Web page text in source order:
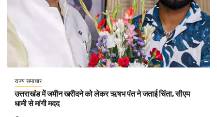
राज्य समाचार
उत्तराखंड में जमीन खरीदने को लेकर ऋषभ पंत ने जताई चिंता, सीएम
धामी से मांगी मदद